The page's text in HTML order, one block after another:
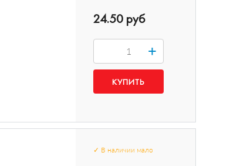
24.50 руб
+
✓ В наличии мало